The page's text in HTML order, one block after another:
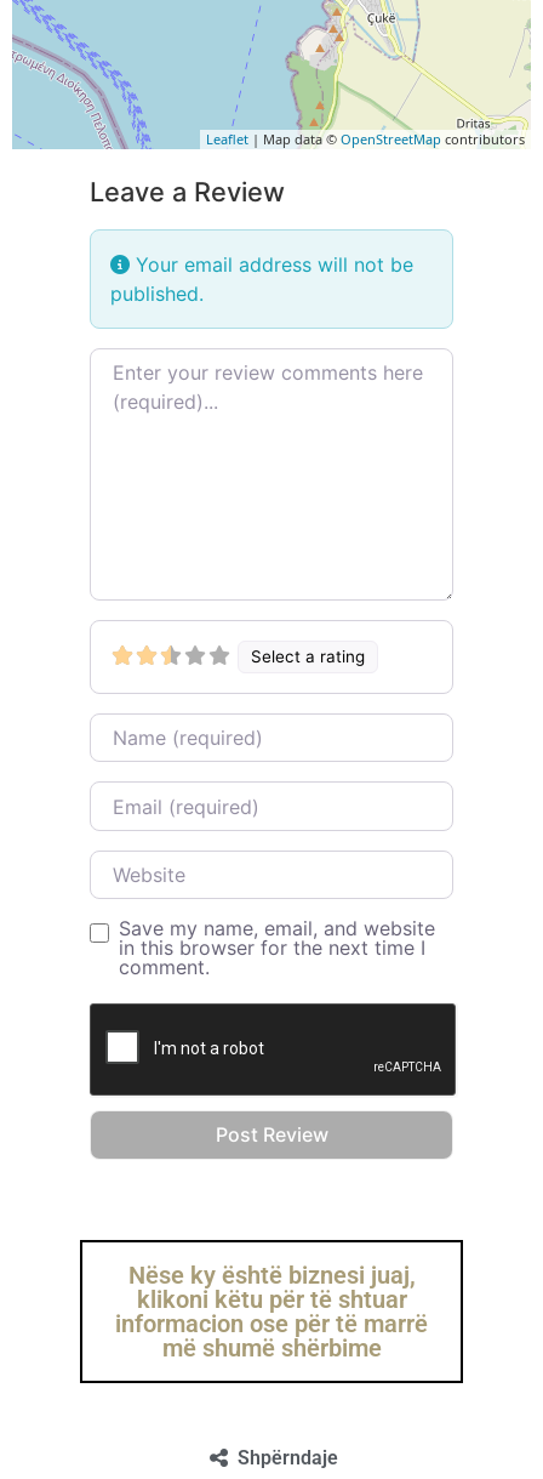
Leaflet | Map data © OpenStreetMap contributors
Leave a Review
Your email address will not be
published.
Review text
Select a rating
Name
Email
Website
Save my name, email, and website
in this browser for the next time I
comment.
Nëse ky është biznesi juaj,
klikoni këtu për të shtuar
informacion ose për të marrë
më shumë shërbime
Shpërndaje